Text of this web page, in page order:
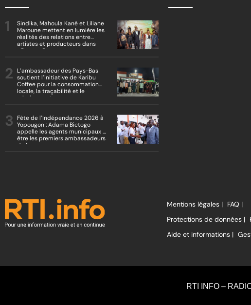
Sindika, Mahoula Kané et Liliane
Maroune mettent en lumière les
réalités des relations entre
artistes et producteurs dans
« Boss vs Boss »
L’ambassadeur des Pays-Bas
soutient l’initiative de Karibu
Coffee pour la consommation
locale, la traçabilité et le
reboisement
Fête de l’Indépendance 2026 à
Yopougon : Adama Bictogo
appelle les agents municipaux à
être les premiers ambassadeurs
de la commune
Mentions légales | FAQ |
Protections de données |
Aide et informations |
RTI INFO –